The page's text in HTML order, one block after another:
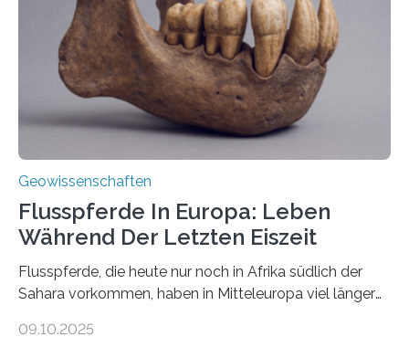
Team haben am Vulkan Oldoinyo Lengai in Tansania
solche Tremore lokalisiert. „Wir konnten die Tremore
nicht nur nachweisen, sondern ihren Ort in…
Geowissenschaften
Flusspferde In Europa: Leben
Während Der Letzten Eiszeit
Flusspferde, die heute nur noch in Afrika südlich der
Sahara vorkommen, haben in Mitteleuropa viel länger
Knochenfunden zeigen, dass Flusspferde noch vor
09.10.2025